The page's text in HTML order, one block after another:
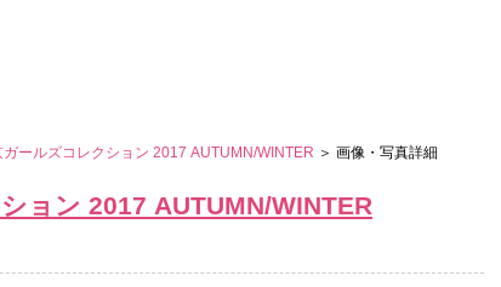
ールズコレクション 2017 AUTUMN/WINTER ＞ 画像・写真詳細
ョン 2017 AUTUMN/WINTER